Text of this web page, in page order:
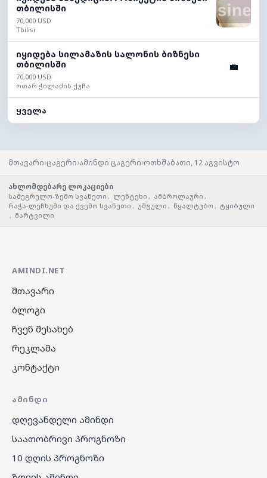
თბილისში
70,000 USD
Tbilisi
იყიდება სილამაზის სალონის ბიზნესი
თბილისში
70,000 USD
ოთარ ჭილაძის ქუჩა
💼
ყველა
მთავარი›ცაგერი›ამინდი ცაგერი›ოთხშაბათი, 12 აგვისტო
ახლომდებარე ლოკაციები
სამეგრელო-ზემო სვანეთი , ლენტეხი , ამბროლაური ,
რაჭა-ლეჩხუმი და ქვემო სვანეთი , უშგული , წყალტუბო , ტყიბული
, მარტვილი
AMINDI.NET
მთავარი
ბლოგი
ჩვენ შესახებ
რეკლამა
კონტაქტი
ᲐᲛᲘᲜᲓᲘ
დღევანდელი ამინდი
საათობრივი პროგნოზი
10 დღის პროგნოზი